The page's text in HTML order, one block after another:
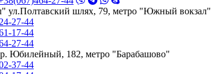
ул.Полтавский шлях, 79, метро "Южный вокзал"
27-44
17-44
27-44
Юбилейный, 182, метро "Барабашово"
37-44